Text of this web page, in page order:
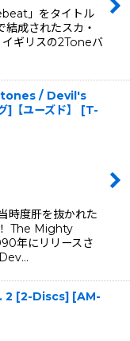
」をタイトル
成されたスカ・
ギリスの2Toneバ
/ Devil's
ユーズド】
[T-
時度肝を抜かれた
The Mighty
年にリリースさ
2 [2-Discs] [AM-